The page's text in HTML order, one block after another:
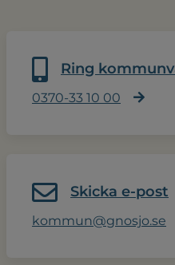
Ring
0370-33 10 00
Skicka e-post
kommun@gnosjo.se